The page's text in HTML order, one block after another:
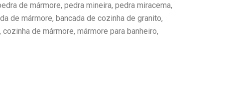
de mármore, pedra mineira, pedra miracema,
de mármore, bancada de cozinha de granito,
de mármore, mármore para banheiro,